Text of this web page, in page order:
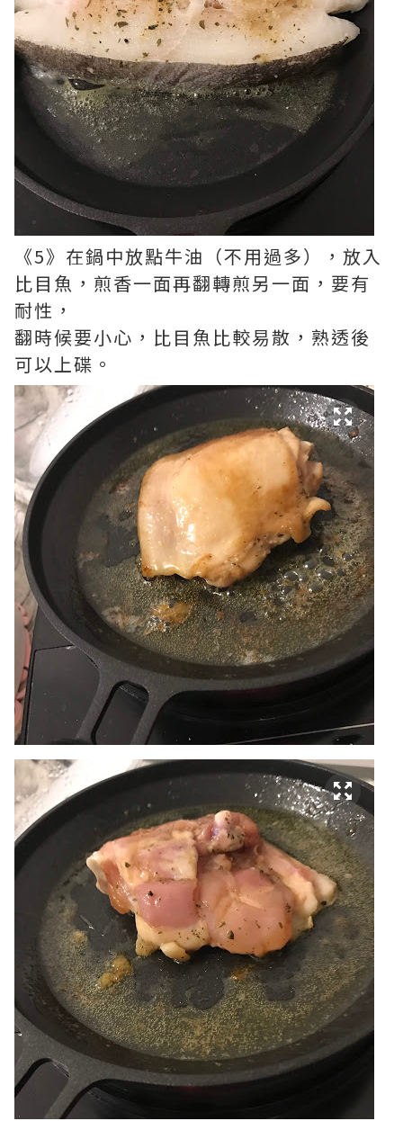
《5》在鍋中放點牛油（不用過多），放入
比目魚，煎香一面再翻轉煎另一面，要有
耐性，
翻時候要小心，比目魚比較易散，熟透後
可以上碟。